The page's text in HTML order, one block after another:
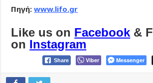
Πηγή:www.lifo.gr
Like us on Facebook &
on Instagram
Share Viber Messenger